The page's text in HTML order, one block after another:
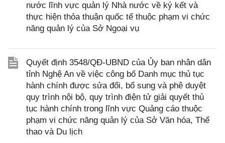
nước lĩnh vực quản lý Nhà nước về ký kết và
thực hiện thỏa thuận quốc tế thuộc phạm vi chức
năng quản lý của Sở Ngoại vụ
Quyết định 3548/QĐ-UBND của Ủy ban nhân dân
tỉnh Nghệ An về việc công bố Danh mục thủ tục
hành chính được sửa đổi, bổ sung và phê duyệt
quy trình nội bộ, quy trình điện tử giải quyết thủ
tục hành chính trong lĩnh vực Quảng cáo thuộc
phạm vi chức năng quản lý của Sở Văn hóa, Thể
thao và Du lịch